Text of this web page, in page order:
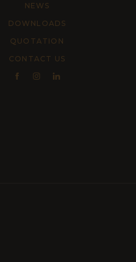
NEWS
DOWNLOADS
QUOTATION
CONTACT US